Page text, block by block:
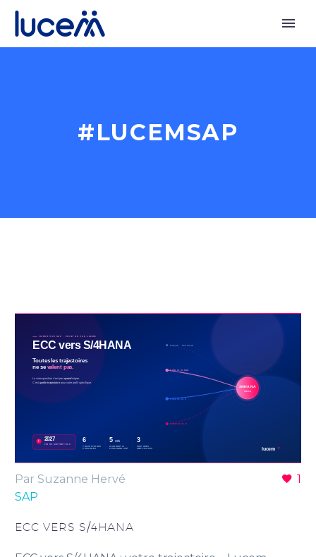
#LUCEMSAP
1
Par Suzanne Hervé
SAP
ECC VERS S/4HANA